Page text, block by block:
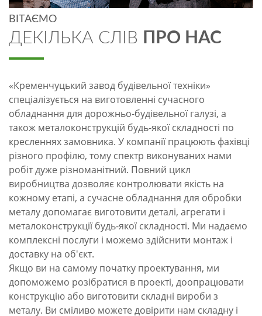
ВІТАЄМО
ДЕКІЛЬКА СЛІВ ПРО НАС
«Кременчуцький завод будівельної техніки»
спеціалізується на виготовленні сучасного
обладнання для дорожньо-будівельної галузі, а
також металоконструкцій будь-якої складності по
кресленнях замовника. У компанії працюють фахівці
різного профілю, тому спектр виконуваних нами
робіт дуже різноманітний. Повний цикл
виробництва дозволяє контролювати якість на
кожному етапі, а сучасне обладнання для обробки
металу допомагає виготовити деталі, агрегати і
металоконструкції будь-якої складності. Ми надаємо
комплексні послуги і можемо здійснити монтаж і
доставку на об'єкт.
Якщо ви на самому початку проектування, ми
допоможемо розібратися в проекті, доопрацювати
конструкцію або виготовити складні вироби з
металу. Ви сміливо можете довірити нам складну і